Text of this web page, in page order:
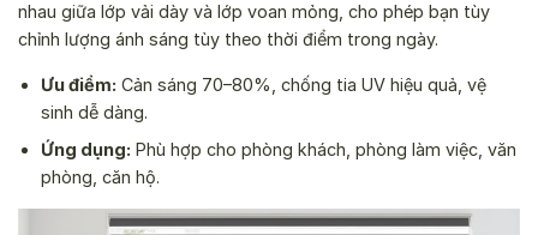
nhau giữa lớp vải dày và lớp voan mỏng, cho phép bạn tùy
chỉnh lượng ánh sáng tùy theo thời điểm trong ngày.
Ưu điểm: Cản sáng 70–80%, chống tia UV hiệu quả, vệ
sinh dễ dàng.
Ứng dụng: Phù hợp cho phòng khách, phòng làm việc, văn
phòng, căn hộ.